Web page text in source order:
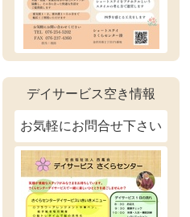
デイサービス空き情報
お気軽にお問合せ下さい